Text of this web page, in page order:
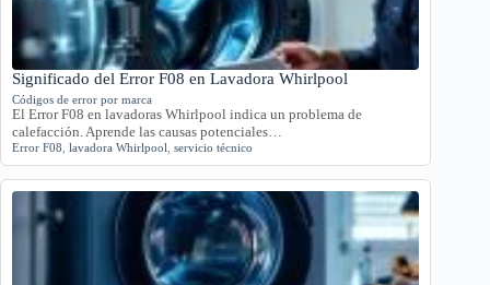
Significado del Error F08 en Lavadora Whirlpool
Códigos de error por marca
El Error F08 en lavadoras Whirlpool indica un problema de
calefacción. Aprende las causas potenciales…
Error F08 lavadora Whirlpool servicio técnico